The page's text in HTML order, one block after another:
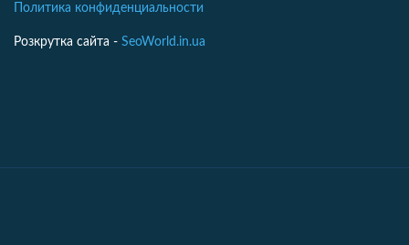
Политика конфиденциальности
Розкрутка сайта - SeoWorld.in.ua